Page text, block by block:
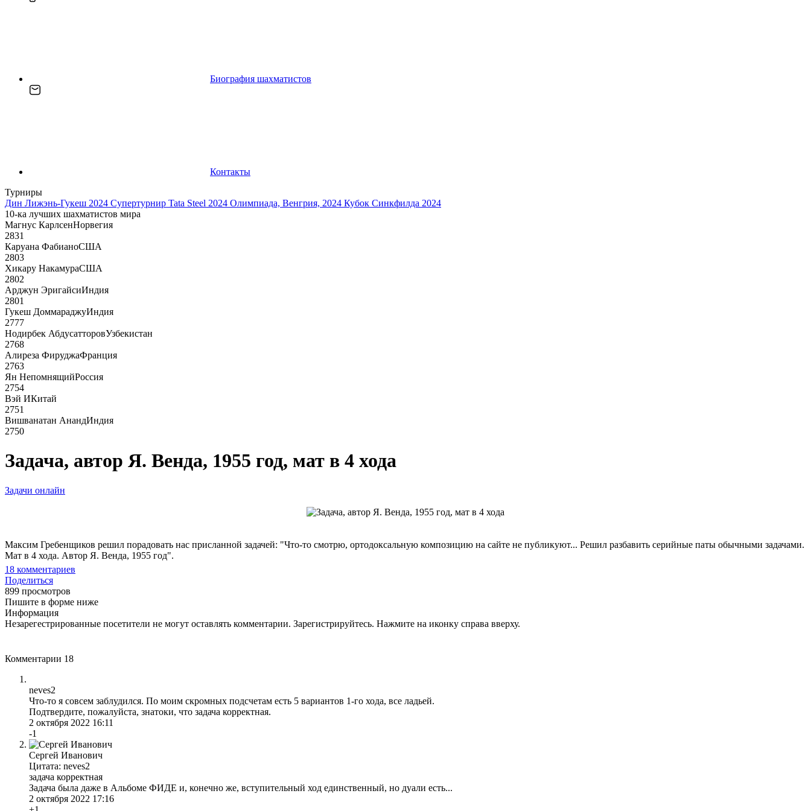
Биография шахматистов
Контакты
Турниры
Дин Лижэнь-Гукеш 2024 Супертурнир Tata Steel 2024 Олимпиада, Венгрия, 2024 Кубок Синкфилда 2024
10-ка лучших шахматистов мира
Магнус КарлсенНорвегия
2831
Каруана ФабианоСША
2803
Хикару НакамураСША
2802
Арджун ЭригайсиИндия
2801
Гукеш ДоммараджуИндия
2777
Нодирбек АбдусатторовУзбекистан
2768
Алиреза ФируджаФранция
2763
Ян НепомнящийРоссия
2754
Вэй ИКитай
2751
Вишванатан АнандИндия
2750
Задача, автор Я. Венда, 1955 год, мат в 4 хода
Задачи онлайн
Максим Гребенщиков решил порадовать нас присланной задачей: "Что-то смотрю, ортодоксальную композицию на сайте не публикуют... Решил разбавить серийные паты обычными задачами.
Мат в 4 хода. Автор Я. Венда, 1955 год".
18 комментариев
Поделиться
899 просмотров
Пишите в форме ниже
Информация
Незарегестрированные посетители не могут оставлять комментарии. Зарегистрируйтесь. Нажмите на иконку справа вверху.
Комментарии 18
neves2
Что-то я совсем заблудился. По моим скромных подсчетам есть 5 вариантов 1-го хода, все ладьей.
Подтвердите, пожалуйста, знатоки, что задача корректная.
2 октября 2022 16:11
-1
Сергей Иванович
Цитата: neves2
задача корректная
Задача была даже в Альбоме ФИДЕ и, конечно же, вступительный ход единственный, но дуали есть...
2 октября 2022 17:16